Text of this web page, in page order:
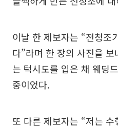
이날 한 제보자는 “전청조
다”라며 한 장의 사진을
는 턱시도를 입은 채 웨딩
중이었다.
또 다른 제보자는 “저는